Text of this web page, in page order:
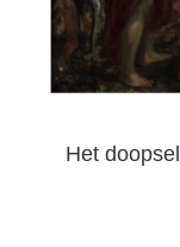
Het doopsel